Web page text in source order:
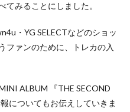
みることにしました。
・YG SELECTなどのショッ
ファンのために、トレカの入
ALBUM 『THE SECOND
についてもお伝えしていきま